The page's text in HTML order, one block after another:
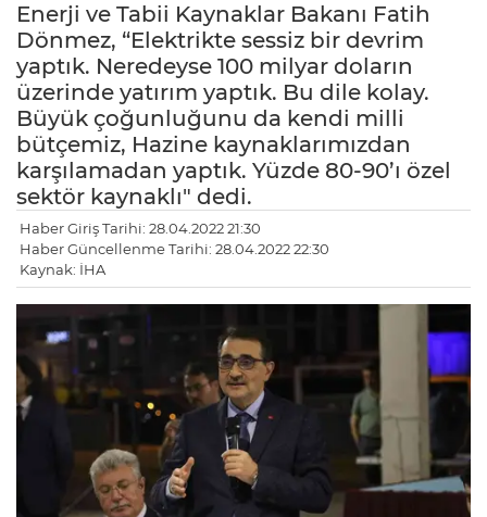
Enerji ve Tabii Kaynaklar Bakanı Fatih
Dönmez, “Elektrikte sessiz bir devrim
yaptık. Neredeyse 100 milyar doların
üzerinde yatırım yaptık. Bu dile kolay.
Büyük çoğunluğunu da kendi milli
bütçemiz, Hazine kaynaklarımızdan
karşılamadan yaptık. Yüzde 80-90’ı özel
sektör kaynaklı" dedi.
Haber Giriş Tarihi: 28.04.2022 21:30
Haber Güncellenme Tarihi: 28.04.2022 22:30
Kaynak: İHA